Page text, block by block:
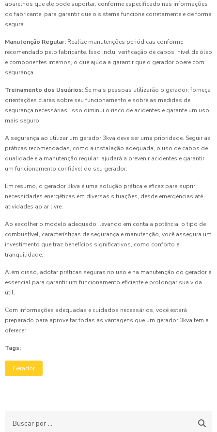
aparelhos que ele pode suportar, conforme especificado nas informações
do fabricante, para garantir que o sistema funcione corretamente e de forma
segura.
Manutenção Regular: Realize manutenções periódicas conforme
recomendado pelo fabricante. Isso inclui verificação de cabos, nível de óleo
e componentes internos, o que ajuda a garantir que o gerador opere com
segurança.
Treinamento dos Usuários: Se mais pessoas utilizarão o gerador, forneça
orientações claras sobre seu funcionamento e sobre as medidas de
segurança necessárias. Isso diminui o risco de acidentes e garante um uso
mais seguro.
A segurança ao utilizar um gerador 3kva deve ser uma prioridade. Seguir as
práticas recomendadas, como a instalação adequada, o uso de cabos de
qualidade e a manutenção regular, ajudará a prevenir acidentes e garantir
um funcionamento confiável do seu gerador.
Em resumo, o gerador 3kva é uma solução prática e eficaz para suprir
necessidades energéticas em diversas situações, desde emergências até
atividades ao ar livre.
Ao escolher o modelo adequado, levando em conta a potência, o tipo de
combustível, características de segurança e manutenção, você assegura um
investimento que traz benefícios significativos, como conforto e
tranquilidade.
Além disso, adotar práticas seguras no uso e na manutenção do gerador é
essencial para garantir um funcionamento eficiente e prolongar sua vida
útil.
Com informações adequadas e cuidados necessários, você estará
preparado para aproveitar todas as vantagens que um gerador 3kva tem a
oferecer.
Tags:
Gerador